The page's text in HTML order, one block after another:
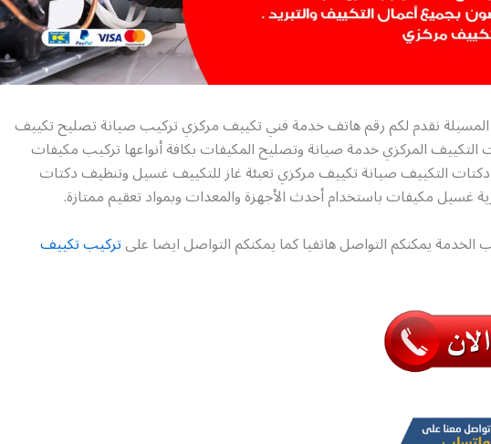
نقدم لكم رقم هاتف خدمة فني تكييف مركزي تركيب صيانة تصليح تكييف
المركزي خدمة صيانة وتصليح المكيفات بكافة أنواعها تركيب مكيفات
التكييف صيانة تكييف مركزي تعبئة غاز للتكييف غسيل وتنظيف دكتات
غسيل مكيفات باستخدام أحدث الأجهزة والمعدات وبمواد تعقيم ممتازة.
الخدمة يمكنكم التواصل هاتفيا كما يمكنكم التواصل ايضا علىتركيب تكييف